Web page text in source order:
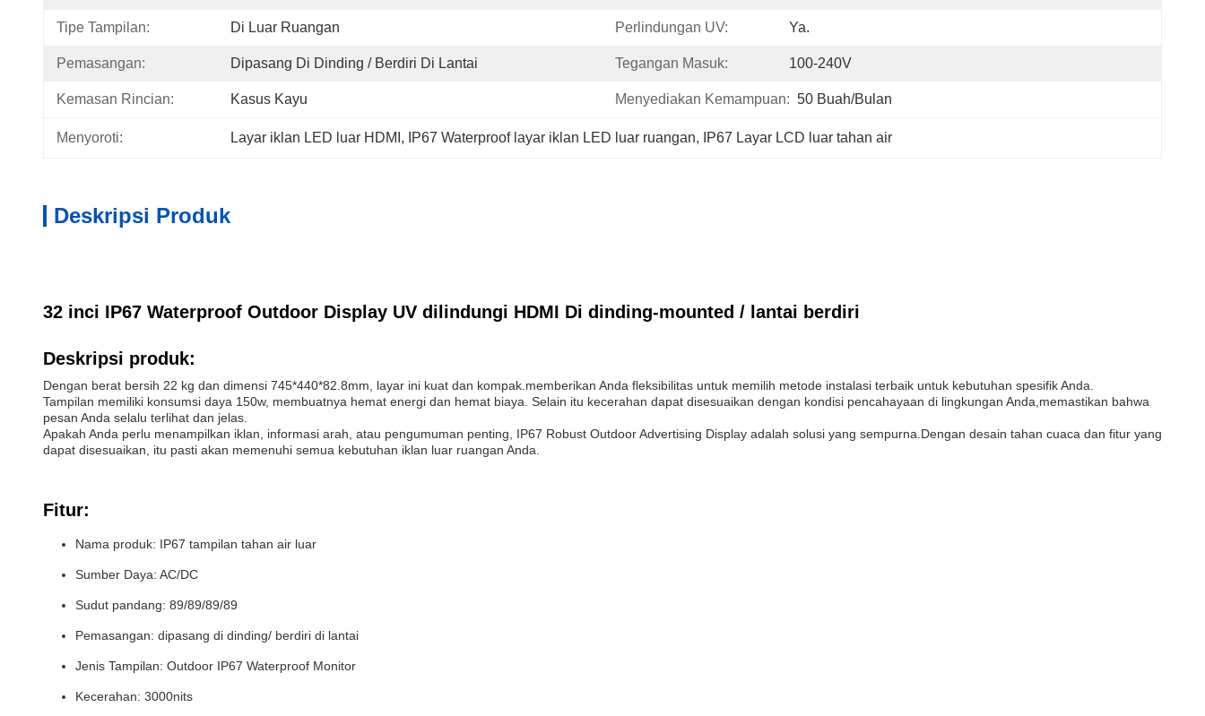
Tipe Tampilan: Di Luar Ruangan Perlindungan UV: Ya.
Pemasangan: Dipasang Di Dinding / Berdiri Di Lantai Tegangan Masuk: 100-240V
Kemasan Rincian: Kasus Kayu Menyediakan Kemampuan: 50 Buah/bulan
Menyoroti: Layar iklan LED luar HDMI , IP67 Waterproof layar iklan LED luar ruangan, IP67 Layar LCD luar tahan air
Deskripsi Produk
32 inci IP67 Waterproof Outdoor Display UV dilindungi HDMI Di dinding-mounted / lantai berdiri
Deskripsi produk:
Dengan berat bersih 22 kg dan dimensi 745*440*82.8mm, layar ini kuat dan kompak.memberikan Anda fleksibilitas untuk memilih metode instalasi terbaik untuk kebutuhan spesifik Anda.
Tampilan memiliki konsumsi daya 150w, membuatnya hemat energi dan hemat biaya. Selain itu kecerahan dapat disesuaikan dengan kondisi pencahayaan di lingkungan Anda,memastikan bahwa
pesan Anda selalu terlihat dan jelas.
Apakah Anda perlu menampilkan iklan, informasi arah, atau pengumuman penting, IP67 Robust Outdoor Advertising Display adalah solusi yang sempurna.Dengan desain tahan cuaca dan fitur yang
dapat disesuaikan, itu pasti akan memenuhi semua kebutuhan iklan luar ruangan Anda.
Fitur:
Nama produk: IP67 tampilan tahan air luar
Sumber Daya: AC/DC
Sudut pandang: 89/89/89/89
Pemasangan: dipasang di dinding/ berdiri di lantai
Jenis Tampilan: Outdoor IP67 Waterproof Monitor
Kecerahan: 3000nits